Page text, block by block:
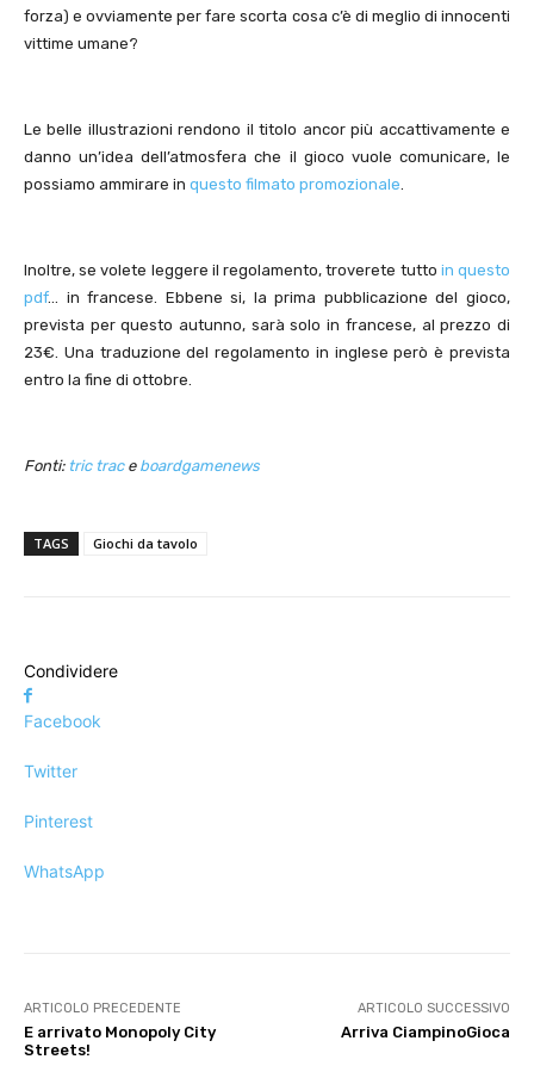
forza) e ovviamente per fare scorta cosa c’è di meglio di innocenti
vittime umane?
Le belle illustrazioni rendono il titolo ancor più accattivamente e
danno un’idea dell’atmosfera che il gioco vuole comunicare, le
possiamo ammirare in questo filmato promozionale.
Inoltre, se volete leggere il regolamento, troverete tutto in questo
pdf… in francese. Ebbene si, la prima pubblicazione del gioco,
prevista per questo autunno, sarà solo in francese, al prezzo di
23€. Una traduzione del regolamento in inglese però è prevista
entro la fine di ottobre.
Fonti: tric trace boardgamenews
TAGS Giochi da tavolo
Condividere
Facebook
Twitter
Pinterest
WhatsApp
ARTICOLO PRECEDENTE
E arrivato Monopoly City
Streets!
ARTICOLO SUCCESSIVO
Arriva CiampinoGioca